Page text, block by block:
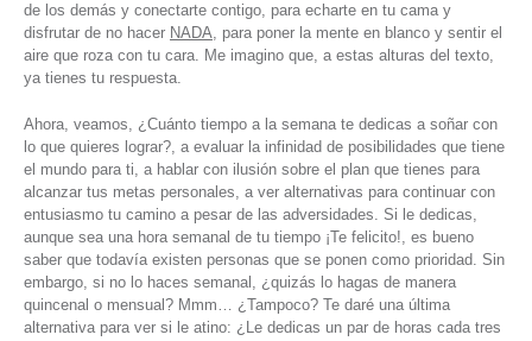
de los demás y conectarte contigo, para echarte en tu cama y
disfrutar de no hacer NADA, para poner la mente en blanco y sentir el
aire que roza con tu cara. Me imagino que, a estas alturas del texto,
ya tienes tu respuesta.
Ahora, veamos, ¿Cuánto tiempo a la semana te dedicas a soñar con
lo que quieres lograr?, a evaluar la infinidad de posibilidades que tiene
el mundo para ti, a hablar con ilusión sobre el plan que tienes para
alcanzar tus metas personales, a ver alternativas para continuar con
entusiasmo tu camino a pesar de las adversidades. Si le dedicas,
aunque sea una hora semanal de tu tiempo ¡Te felicito!, es bueno
saber que todavía existen personas que se ponen como prioridad. Sin
embargo, si no lo haces semanal, ¿quizás lo hagas de manera
quincenal o mensual? Mmm… ¿Tampoco? Te daré una última
alternativa para ver si le atino: ¿Le dedicas un par de horas cada tres